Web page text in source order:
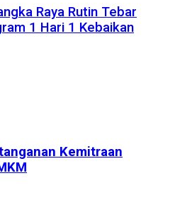
Raya Rutin Tebar
1 Hari 1 Kebaikan
Kemitraan